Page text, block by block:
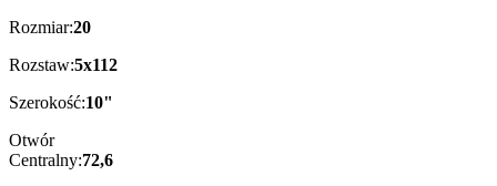
Rozmiar:20
Rozstaw:5x112
Szerokość:10"
Otwór
Centralny:72,6